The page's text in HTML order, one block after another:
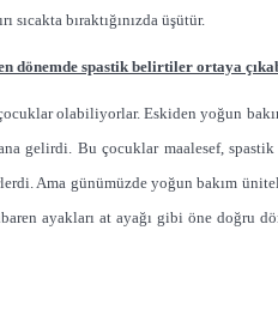
sıcakta bıraktığınızda üşütür.
dönemde spastik belirtiler ortaya
olabiliyorlar. Eskiden yoğun
gelirdi. Bu çocuklar maalesef,
Ama günümüzde yoğun bakım
ayakları at ayağı gibi öne doğru